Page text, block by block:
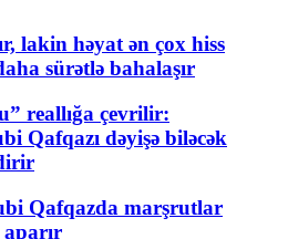
lakin həyat ən çox hiss
sürətlə bahalaşır
reallığa çevrilir:
Qafqazı dəyişə biləcək
Qafqazda marşrutlar